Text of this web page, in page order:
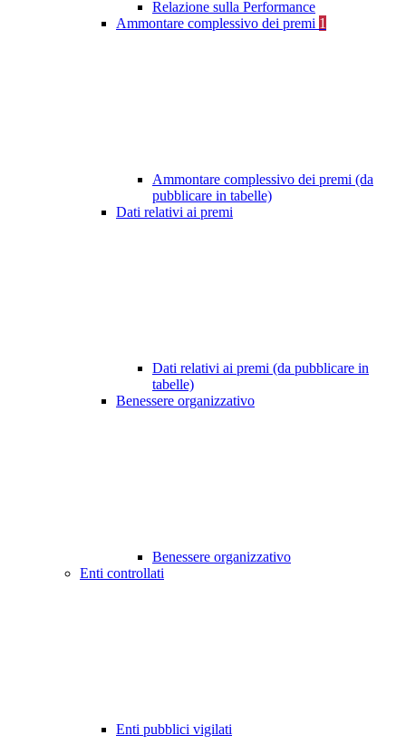
Relazione sulla Performance
Ammontare complessivo dei premi 1
Ammontare complessivo dei premi (da
pubblicare in tabelle)
Dati relativi ai premi
Dati relativi ai premi (da pubblicare in
tabelle)
Benessere organizzativo
Benessere organizzativo
Enti controllati
Enti pubblici vigilati